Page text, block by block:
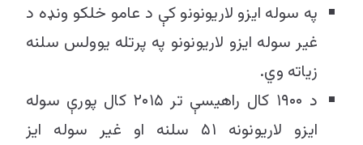
په سوله ایزو لاریونونو کې د عامو خلکو ونډه د
غیر سوله ایزو لاریونونو په پرتله یوولس سلنه
زیاته وي.
د ۱۹۰۰ کال راهیسې تر ۲۰۱۵ کال پورې سوله
ایزو لاریونونه ۵۱ سلنه او غیر سوله ایز